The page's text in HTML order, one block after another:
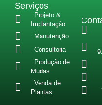
Serviços
Projeto &
Implantação
Manutenção
Consultoria
Produção de
Mudas
Venda de
Plantas